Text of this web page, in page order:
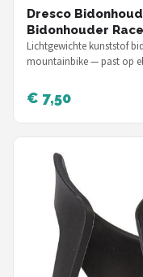
Dresco
Bidonhouder
Lichtgewichte kunststof
mountainbike — past op
€ 7,50